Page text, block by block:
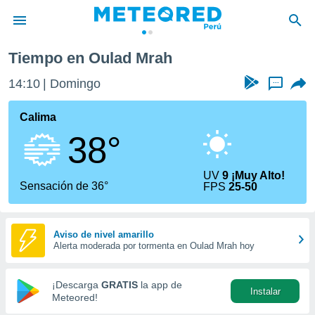
de
ha sido
calidad.
a este
las
y
forma
digital
basada
Tiempo en Oulad Mrah
14:10 Domingo ...
Calima
38°
Sensación de 36°
UV9 ¡Muy Alto!
FPS25-50
Aviso de nivel amarillo
Alerta moderada por tormenta en Oulad Mrah hoy
¡Descarga GRATIS la app de
Meteored!
Instalar